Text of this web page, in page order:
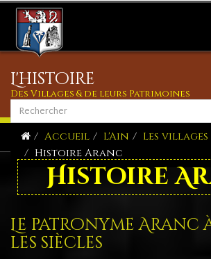
L'histoire
Des Villages & de leurs Patrimoines
Accueil L'Ain Les villages
Histoire Aranc
Histoire
Le patronyme Aranc
les siècles